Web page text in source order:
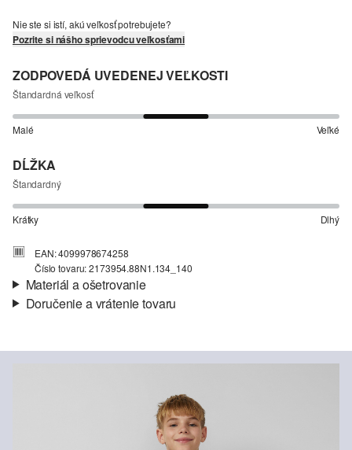
Nie ste si istí, akú veľkosť potrebujete?
Pozrite si nášho sprievodcu veľkosťami
ZODPOVEDÁ UVEDENEJ VEĽKOSTI
Štandardná veľkosť
Malé Veľké
DĹŽKA
Štandardný
Krátky Dlhý
EAN: 4099978674258
Číslo tovaru: 2173954.88N1.134_140
Materiál a ošetrovanie
Podšívka: taftová podšívka
Doručenie a vrátenie tovaru
Vaša objednávka bude odoslaná do 4-8 pracovných dní
štandardné doručenie sú 4,95 €